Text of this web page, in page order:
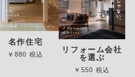
名作住宅
￥880 税込
リフォーム会社
を選ぶ
￥550 税込